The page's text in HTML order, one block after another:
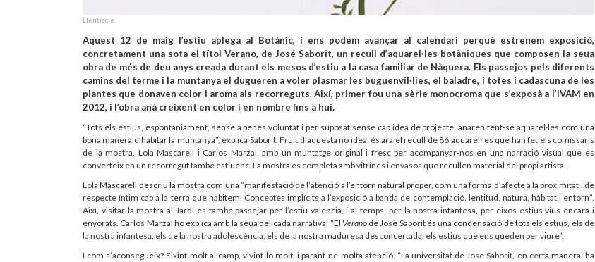
Llentiscle
Aquest 12 de maig l’estiu aplega al Botànic, i ens podem avançar al calendari perquè estrenem exposició,
concretament una sota el títol Verano, de José Saborit, un recull d’aquarel·les botàniques que composen la seua
obra de més de deu anys creada durant els mesos d’estiu a la casa familiar de Nàquera. Els passejos pels diferents
camins del terme i la muntanya el dugueren a voler plasmar les buguenvíl·lies, el baladre, i totes i cadascuna de les
plantes que donaven color i aroma als recorreguts. Així, primer fou una sèrie monocroma que s’exposà a l’IVAM en
2012, i l’obra anà creixent en color i en nombre fins a hui.
“Tots els estius, espontàniament, sense a penes voluntat i per suposat sense cap idea de projecte, anaren fent-se aquarel·les com una
bona manera d’habitar la muntanya”, explica Saborit. Fruit d’aquesta no idea, és ara el recull de 86 aquarel·les que han fet els comissaris
de la mostra, Lola Mascarell i Carlos Marzal, amb un muntatge original i fresc per acompanyar-nos en una narració visual que es
converteix en un recorregut també estiuenc. La mostra es completa amb vitrines i envasos que recullen material del propi artista.
Lola Mascarell descriu la mostra com una “manifestació de l’atenció a l’entorn natural proper, com una forma d’afecte a la proximitat i de
respecte íntim cap a la terra que habitem. Conceptes implícits a l’exposició a banda de contemplació, lentitud, natura, hàbitat i entorn”.
Així, visitar la mostra al Jardí és també passejar per l’estiu valencià, i al temps, per la nostra infantesa, per eixos estius vius encara i
enyorats. Carlos Marzal ho explica amb la seua delicada narrativa: “El Veranode Jose Saborit és una condensació de tots els estius, els de
la nostra infantesa, els de la nostra adolescència, els de la nostra maduresa desconcertada, els estius que ens queden per viure”.
I com s’aconsegueix? Eixint molt al camp, vivint-lo molt, i parant-ne molta atenció. “La universitat de Jose Saborit, en certa manera, ha